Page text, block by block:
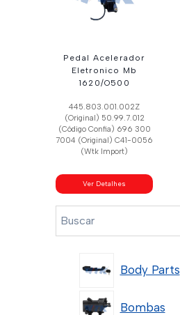
Pedal Acelerador
Eletronico Mb
1620/O500
445.803.001.002Z
(Original) 50.99.7.012
(Código Confia) 696 300
7004 (Original) C41-0056
(Wtk Import)
Ver Detalhes
Body Parts
Bombas